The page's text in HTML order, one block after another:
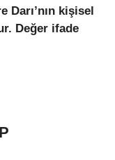
Darı’nın kişisel
Değer ifade